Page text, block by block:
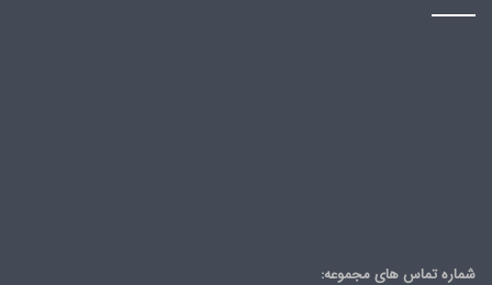
شماره تماس های مجموعه: